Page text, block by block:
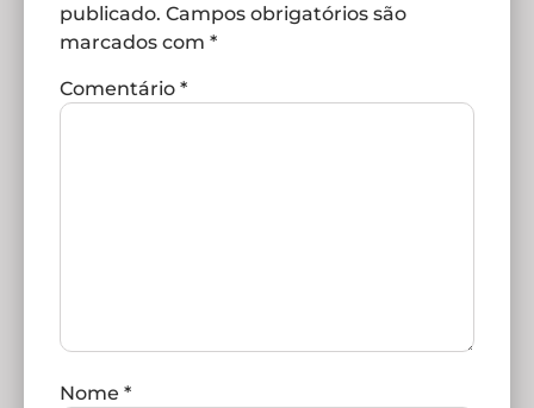
publicado. Campos obrigatórios são
marcados com *
Comentário *
Nome *